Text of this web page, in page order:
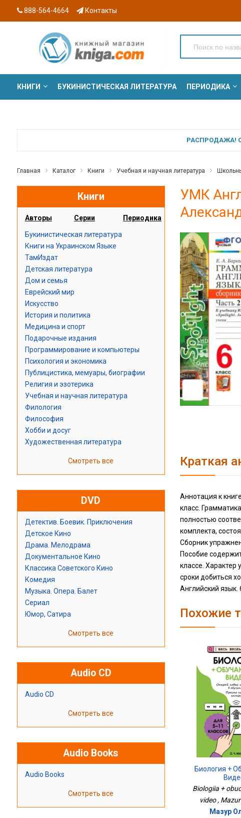
888-564-4664 Контакты
КНИГИ БУКИНИСТИЧЕСКАЯ ЛИТЕРАТУРА ПЕРИОДИКА
РАСПРОДАЖА!
Главная Каталог Книги Учебная и научная литература
Книги
Авторы Серии Периодика
Букинистическая литература
Книги на Украинском Языке
ТамИздат
Детская литература
Дом и семья
Еврейский мир
Искусство
История и политика
Медицина и спорт
Подарочные издания
Программирование и компьютеры
Психология и экономика
Публицистика, мемуары, биографии
Религия и эзотерика
Учебная и научная литература
Филология
Философия
Хобби и досуг
Художественная литература
Смотреть все
DVD
Детектив. Боевик. Приключения
Детское Кино
Драма. Мелодрама
Документальное Кино
Классика Советского Кино
Комедия
Музыка. Опера. Балет
Сериал
Юмор, Сатира
Смотреть все
Audio CD
Audio CD
Смотреть все
Audio Books
Audio Books
Смотреть все
УМК
Краткая
Аннотация к
класс.
полностью
комплекта,
Сборник
Пособие
классе.
сроки добиться
Английский язык.
Похожие
Биология +
Biologiia +
video ,
Мазур